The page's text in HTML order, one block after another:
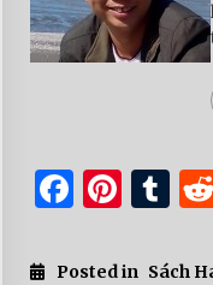
Posted in Sách